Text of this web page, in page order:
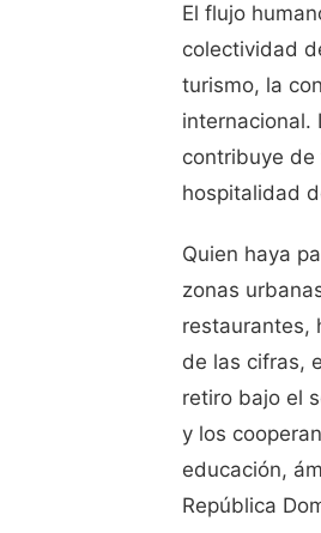
El flujo
colectividad
turismo, la
internacional.
contribuye de
hospitalidad
Quien haya
zonas
restaurantes,
de las cifras,
retiro bajo el
y los
educación,
República